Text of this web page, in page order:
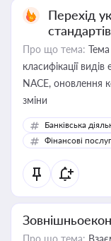
Перехід
Про що тема:
класифікації
NACE, оновлення
зміни
Банківська
Фінансові
Про що тема: